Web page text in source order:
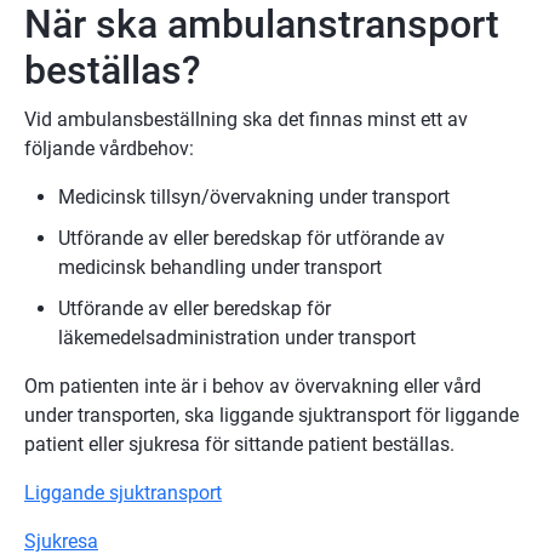
När ska ambulanstransport
beställas?
Vid ambulansbeställning ska det finnas minst ett av
följande vårdbehov:
Medicinsk tillsyn/övervakning under transport
Utförande av eller beredskap för utförande av
medicinsk behandling under transport
Utförande av eller beredskap för
läkemedelsadministration under transport
Om patienten inte är i behov av övervakning eller vård
under transporten, ska liggande sjuktransport för liggande
patient eller sjukresa för sittande patient beställas.
Liggande sjuktransport
Sjukresa